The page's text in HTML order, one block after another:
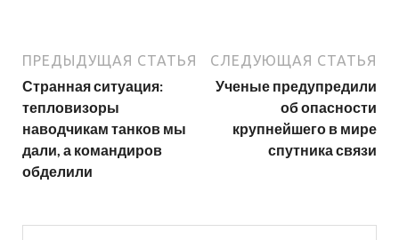
ПРЕДЫДУЩАЯ СТАТЬЯ
Странная ситуация:
тепловизоры
наводчикам танков мы
дали, а командиров
обделили
СЛЕДУЮЩАЯ СТАТЬЯ
Ученые предупредили
об опасности
крупнейшего в мире
спутника связи